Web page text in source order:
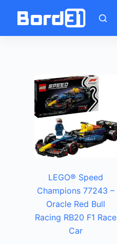
LEGO® Speed
Champions 77243 –
Oracle Red Bull
Racing RB20 F1 Race
Car